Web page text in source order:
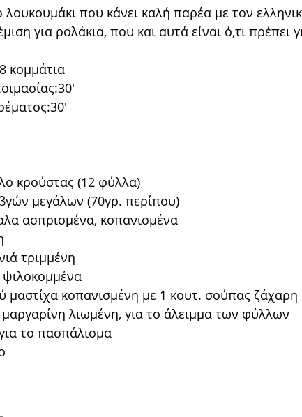
που κάνει καλή παρέα με τον
για ρολάκια, που και αυτά είναι ό,τι πρέπει
κομμάτια
κρούστας (12 φύλλα)
μεγάλων (70γρ. περίπου)
ασπρισμένα, κοπανισμένα
τριμμένη
μαστίχα κοπανισμένη με 1 κουτ. σούπας ζάχαρη
λιωμένη, για το άλειμμα των φύλλων
το πασπάλισμα